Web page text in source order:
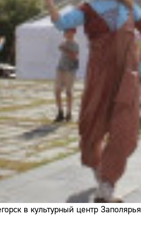
в культурный центр Заполярья